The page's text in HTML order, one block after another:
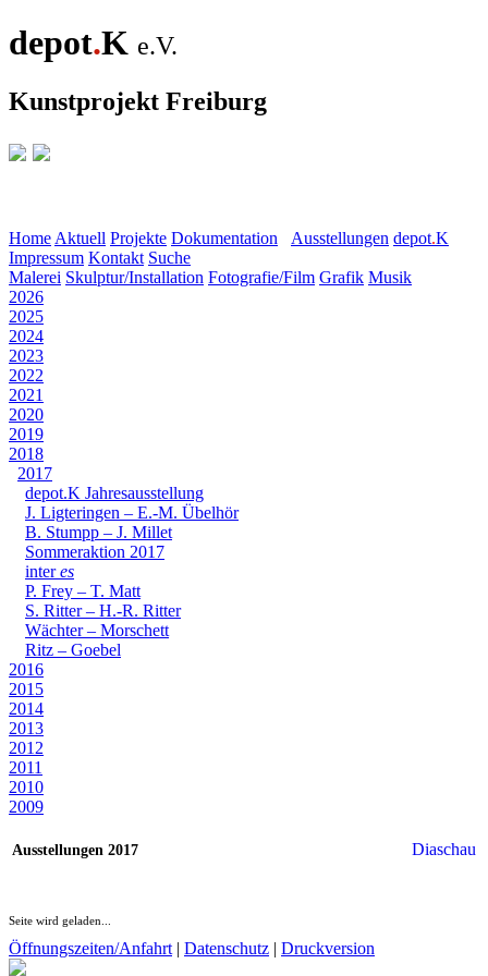
depot.K e.V.
Kunstprojekt Freiburg
Home Aktuell Projekte Dokumentation Ausstellungen depot.K
Impressum Kontakt Suche
Malerei Skulptur/Installation Fotografie/Film Grafik Musik
2026
2025
2024
2023
2022
2021
2020
2019
2018
2017
depot.K Jahresausstellung
J. Ligteringen – E.-M. Übelhör
B. Stumpp – J. Millet
Sommeraktion 2017
interes
P. Frey – T. Matt
S. Ritter – H.-R. Ritter
Wächter – Morschett
Ritz – Goebel
2016
2015
2014
2013
2012
2011
2010
2009
Ausstellungen 2017 Diaschau
Seite wird geladen...
Öffnungszeiten/Anfahrt | Datenschutz | Druckversion